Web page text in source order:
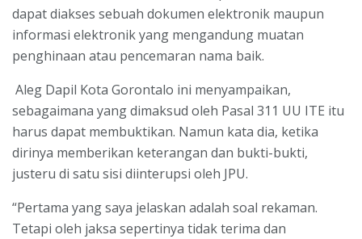
dapat diakses sebuah dokumen elektronik maupun
informasi elektronik yang mengandung muatan
penghinaan atau pencemaran nama baik.
Aleg Dapil Kota Gorontalo ini menyampaikan,
sebagaimana yang dimaksud oleh Pasal 311 UU ITE itu
harus dapat membuktikan. Namun kata dia, ketika
dirinya memberikan keterangan dan bukti-bukti,
justeru di satu sisi diinterupsi oleh JPU.
“Pertama yang saya jelaskan adalah soal rekaman.
Tetapi oleh jaksa sepertinya tidak terima dan